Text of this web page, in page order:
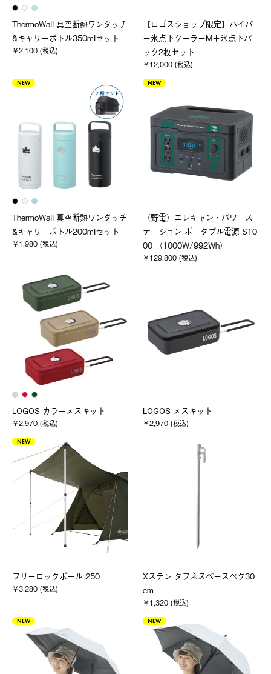
ThermoWall 真空断熱ワンタッチ
&キャリーボトル350mlセット
￥2,100 (税込)
【ロゴスショップ限定】ハイパ
ー氷点下クーラーM＋氷点下パ
ック2枚セット
￥12,000 (税込)
NEW
ThermoWall 真空断熱ワンタッチ
&キャリーボトル200mlセット
￥1,980 (税込)
NEW
（野電）エレキャン・パワース
テーション ポータブル電源 S10
00 （1000W/992Wh）
￥129,800 (税込)
LOGOS カラーメスキット
￥2,970 (税込)
LOGOS メスキット
￥2,970 (税込)
NEW
フリーロックポール 250
￥3,280 (税込)
Xステン タフネスベースペグ30
cm
￥1,320 (税込)
NEW NEW